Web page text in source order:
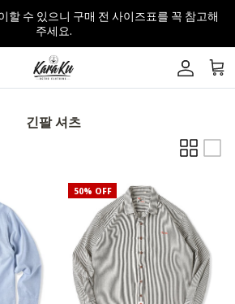
할 수 있으니 구매 전 사이즈표를 꼭 참고해
주세요.
계정 장
긴팔 셔츠
50% OFF